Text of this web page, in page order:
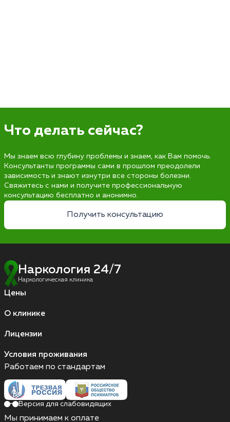
Что делать сейчас?
Мы знаем всю глубину проблемы и знаем, как Вам помочь.
Консультанты программы сами в прошлом преодолели
зависимость и знают изнутри все стороны болезни.
Свяжитесь с нами и получите профессиональную
консультацию бесплатно и анонимно.
Получить консультацию
Наркология 24/7
Наркологическая клиника
Цены
О клинике
Лицензии
Условия проживания
Работаем по стандартам
Версия для слабовидящих
Мы принимаем к оплате